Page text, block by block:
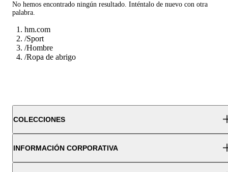
No hemos encontrado ningún resultado. Inténtalo de nuevo con otra
palabra.
hm.com
/Sport
/Hombre
/Ropa de abrigo
COLECCIONES
INFORMACIÓN CORPORATIVA